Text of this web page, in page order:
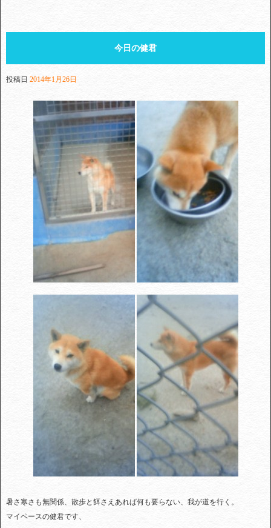
今日の健君
投稿日 2014年1月26日
暑さ寒さも無関係、散歩と餌さえあれば何も要らない、我が道を行く。
マイペースの健君です、